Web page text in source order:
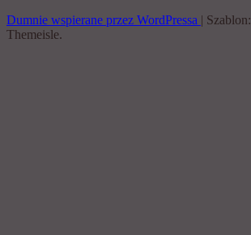
Dumnie wspierane przez WordPressa | Szablon:
Themeisle.